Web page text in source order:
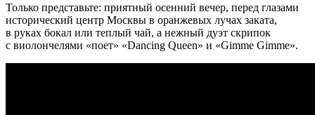
Только представьте: приятный осенний вечер, перед глазами
исторический центр Москвы в оранжевых лучах заката,
в руках бокал или теплый чай, а нежный дуэт скрипок
с виолончелями «поет» «Dancing Queen» и «Gimme Gimme».